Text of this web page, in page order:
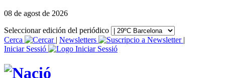
08 de agost de 2026
Seleccionar edición del periódico
Cerca
| Newsletters
|
Iniciar Sessió